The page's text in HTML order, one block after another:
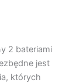
2 bateriami
jest
których